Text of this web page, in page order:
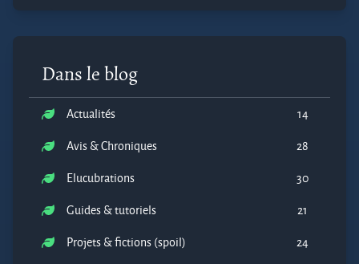
Dans le blog
Actualités
14
Avis & Chroniques
28
Elucubrations
30
Guides & tutoriels
21
Projets & fictions (spoil)
24